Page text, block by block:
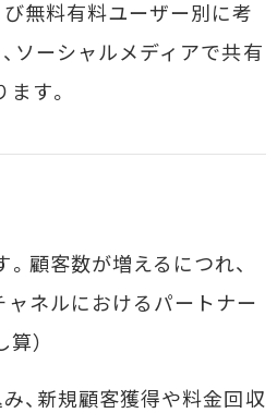
無料有料ユーザー別に考
ソーシャルメディアで共有
す。
顧客数が増えるにつれ、
ネルにおけるパートナー
）
、新規顧客獲得や料金回収